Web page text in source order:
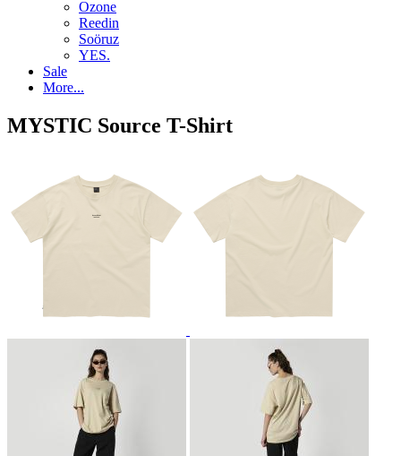
Ozone
Reedin
Soöruz
YES.
Sale
More...
MYSTIC Source T-Shirt